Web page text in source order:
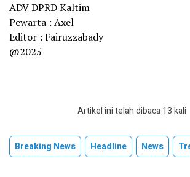
ADV DPRD Kaltim
Pewarta : Axel
Editor : Fairuzzabady
@2025
Artikel ini telah dibaca 13 kali
Breaking News Headline News